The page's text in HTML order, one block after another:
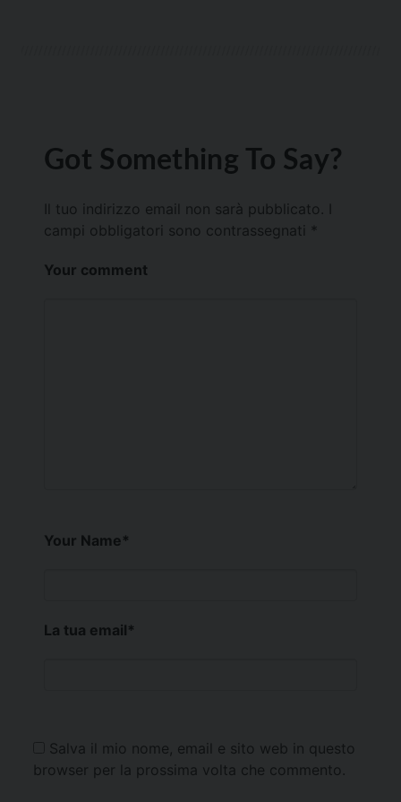
Got Something To Say?
Il tuo indirizzo email non sarà pubblicato.
campi obbligatori sono contrassegnati *
Your comment
Your Name*
La tua email*
Salva il mio nome, email e sito web in questo
browser per la prossima volta che commento.